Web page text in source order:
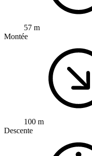
57 m
Montée
100 m
Descente